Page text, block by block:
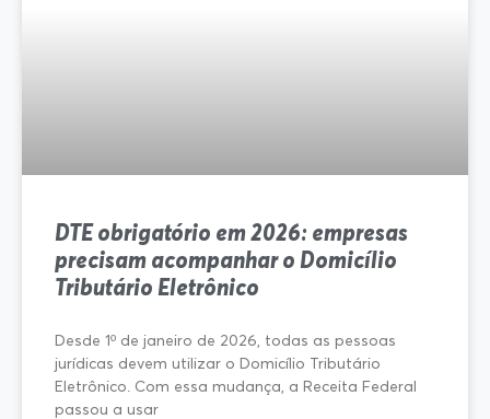
DTE obrigatório em 2026: empresas
precisam acompanhar o Domicílio
Tributário Eletrônico
Desde 1º de janeiro de 2026, todas as pessoas
jurídicas devem utilizar o Domicílio Tributário
Eletrônico. Com essa mudança, a Receita Federal
passou a usar